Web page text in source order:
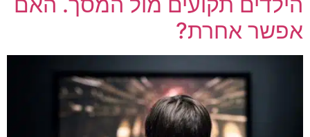
אפשר אחרת?